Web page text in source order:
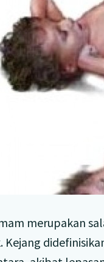
merupakan
Kejang